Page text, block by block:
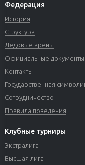
Федерация
История
Структура
Ледовые арены
Официальные документы
Контакты
Государственная
Сотрудничество
Правила поведения
Клубные турниры
Экстралига
Высшая лига